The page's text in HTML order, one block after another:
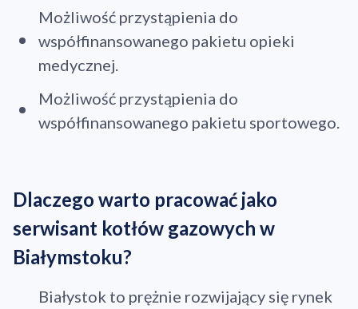
Możliwość przystąpienia do
współfinansowanego pakietu opieki
medycznej.
Możliwość przystąpienia do
współfinansowanego pakietu sportowego.
Dlaczego warto pracować jako
serwisant kotłów gazowych w
Białymstoku?
Białystok to prężnie rozwijający się rynek